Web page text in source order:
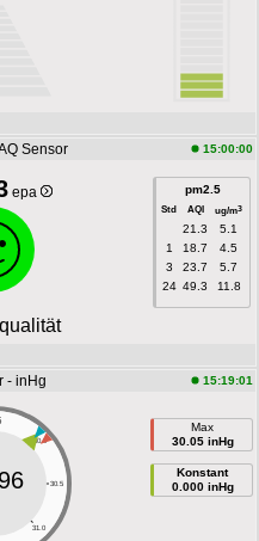
Sensor 15:00:00
epa pm2.5
Std AQI ug/m3
21.3
5.1
1
18.7
4.5
3
23.7
5.7
24 49.3 11.8
- inHg 15:19:01
30.0
30.5
31.0
Max
30.05 inHg
Konstant
0.000 inHg